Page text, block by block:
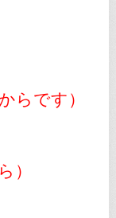
らです）
）